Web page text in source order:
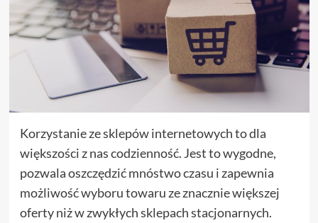
Korzystanie ze sklepów internetowych to dla
większości z nas codzienność. Jest to wygodne,
pozwala oszczędzić mnóstwo czasu i zapewnia
możliwość wyboru towaru ze znacznie większej
oferty niż w zwykłych sklepach stacjonarnych.